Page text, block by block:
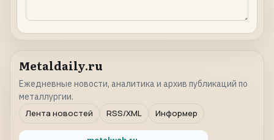
Metaldaily.ru
Ежедневные новости, аналитика и архив публикаций по
металлургии.
Лента новостей
RSS/XML Информер